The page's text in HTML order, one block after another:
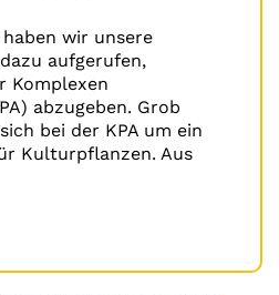
wir unsere
aufgerufen,
Komplexen
abzugeben. Grob
bei der KPA um ein
Kulturpflanzen. Aus